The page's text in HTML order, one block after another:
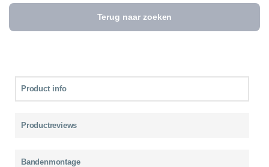
Terug naar zoeken
Product info
Productreviews
Bandenmontage